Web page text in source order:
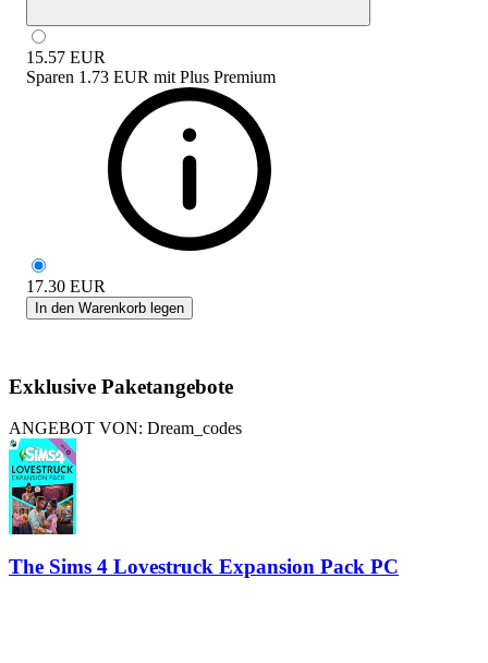
15.57 EUR
Sparen 1.73 EUR mit Plus Premium
17.30 EUR
In den Warenkorb legen
Exklusive Paketangebote
ANGEBOT VON: Dream_codes
The Sims 4 Lovestruck Expansion Pack PC